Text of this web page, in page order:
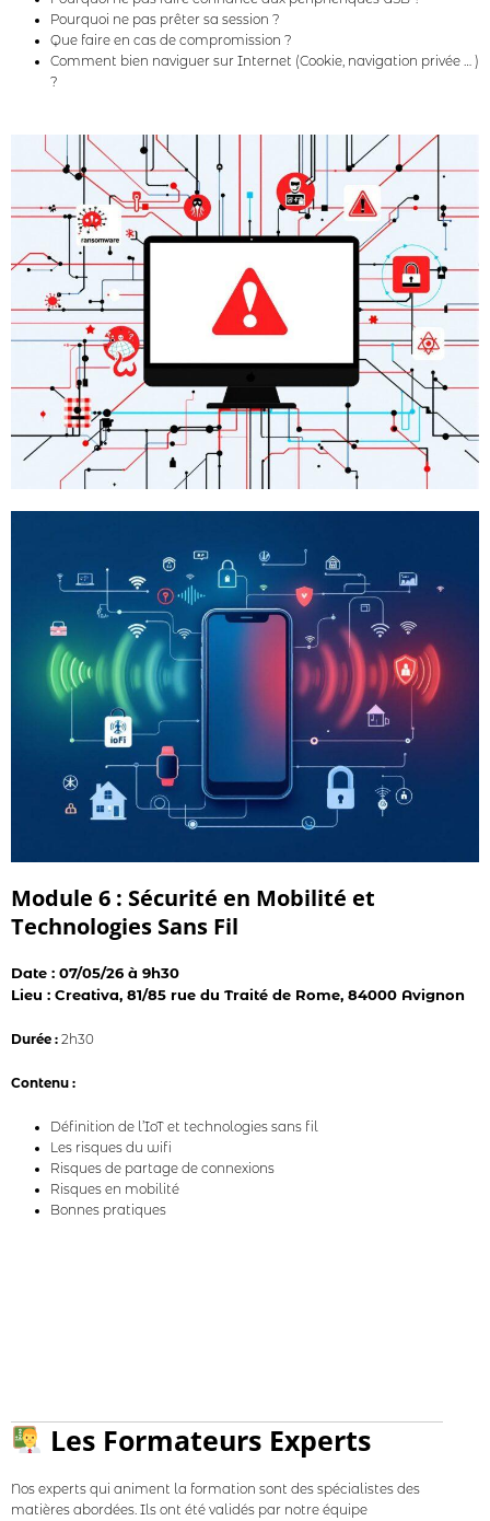
Pourquoi ne pas prêter sa session ?
Que faire en cas de compromission ?
Comment bien naviguer sur Internet (Cookie, navigation privée … )
?
Module 6 : Sécurité en Mobilité et
Technologies Sans Fil
Date : 07/05/26 à 9h30
Lieu : Creativa, 81/85 rue du Traité de Rome, 84000 Avignon
Durée : 2h30
Contenu :
Définition de l’IoT et technologies sans fil
Les risques du wifi
Risques de partage de connexions
Risques en mobilité
Bonnes pratiques
Les Formateurs Experts
Nos experts qui animent la formation sont des spécialistes des
matières abordées. Ils ont été validés par notre équipe